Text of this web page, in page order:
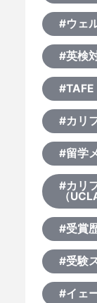
#ウェ
#英検
#TAFE
#カリ
#留学
#カリ
（
#受賞
#受験
#イェ